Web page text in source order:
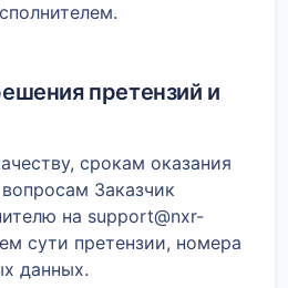
претензий и
срокам оказания
Заказчик
на support@nxr-
сути претензии, номера
данных.